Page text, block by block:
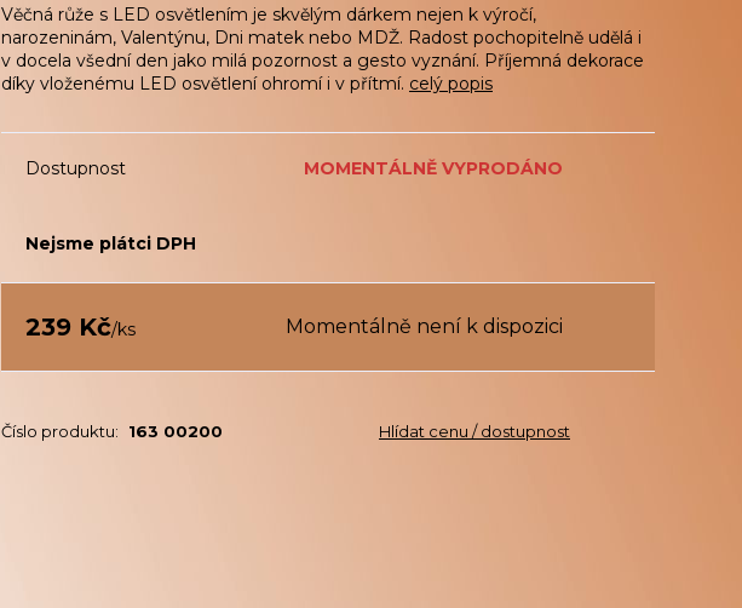
Věčná růže s LED osvětlením je skvělým dárkem nejen k výročí,
narozeninám, Valentýnu, Dni matek nebo MDŽ. Radost pochopitelně udělá i
v docela všední den jako milá pozornost a gesto vyznání. Příjemná dekorace
díky vloženému LED osvětlení ohromí i v přítmí. celý popis
Dostupnost MOMENTÁLNĚ VYPRODÁNO
Nejsme plátci DPH
239 Kč/ks Momentálně není k dispozici
Číslo produktu: 163 00200 Hlídat cenu / dostupnost